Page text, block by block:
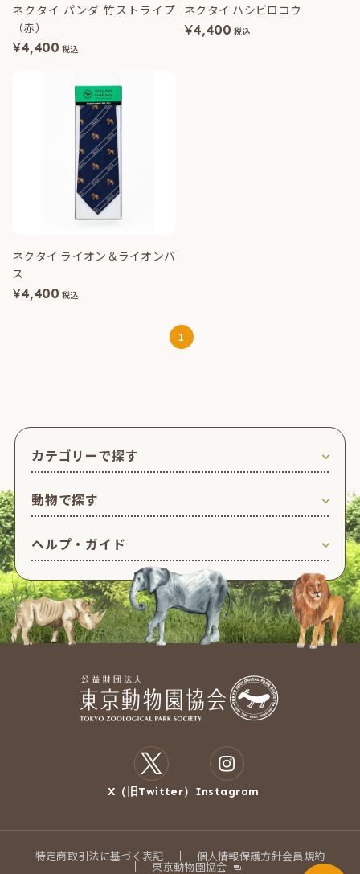
ネクタイ パンダ 竹ストライプ
（赤）
¥4,400 税込
ネクタイ ハシビロコウ
¥4,400 税込
ネクタイ ライオン＆ライオンバ
ス
¥4,400 税込
1
カテゴリーで探す
動物で探す
ヘルプ・ガイド
X（旧Twitter） Instagram
特定商取引法に基づく表記 個人情報保護方針会員規約
東京動物園協会